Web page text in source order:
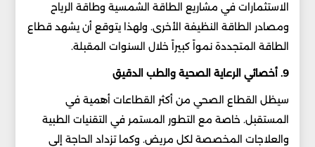
الاستثمارات في مشاريع الطاقة الشمسية وطاقة الرياح
ومصادر الطاقة النظيفة الأخرى. ولهذا يتوقع أن يشهد قطاع
الطاقة المتجددة نمواً كبيراً خلال السنوات المقبلة.
9. أخصائي الرعاية الصحية والطب الدقيق
سيظل القطاع الصحي من أكثر القطاعات أهمية في
المستقبل. خاصة مع التطور المستمر في التقنيات الطبية
والعلاجات المخصصة لكل مريض. وكما تزداد الحاجة إلى